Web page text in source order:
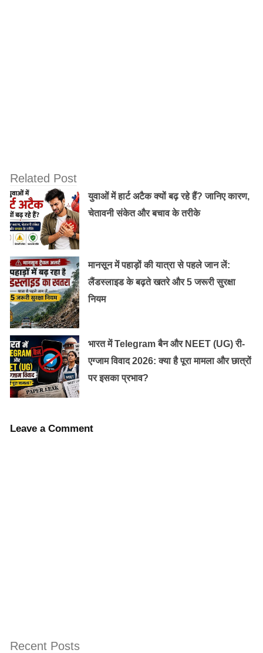
नहीं है .. इस उम्र में आपको आराम करना चाहिए .. और जीवन का
आनंद ले जाना चाहिए।
# निराशा
Related Post
युवाओं में हार्ट अटैक क्यों बढ़ रहे हैं? जानिए कारण,
चेतावनी संकेत और बचाव के तरीके
मानसून में पहाड़ों की यात्रा से पहले जान लें:
लैंडस्लाइड के बढ़ते खतरे और 5 जरूरी सुरक्षा
नियम
भारत में Telegram बैन और NEET (UG) री-
एग्जाम विवाद 2026: क्या है पूरा मामला और छात्रों
पर इसका प्रभाव?
Leave a Comment
Recent Posts